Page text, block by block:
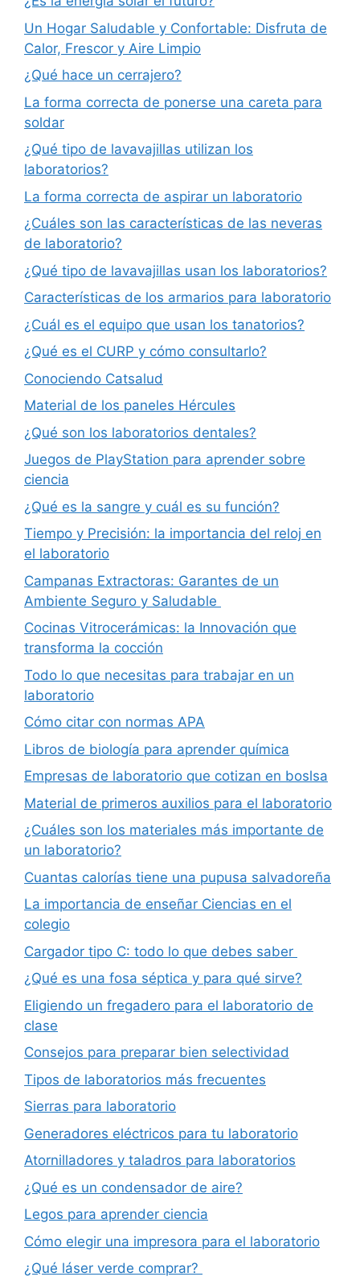
Un Hogar Saludable y Confortable: Disfruta de
Calor, Frescor y Aire Limpio
¿Qué hace un cerrajero?
La forma correcta de ponerse una careta para
soldar
¿Qué tipo de lavavajillas utilizan los
laboratorios?
La forma correcta de aspirar un laboratorio
¿Cuáles son las características de las neveras
de laboratorio?
¿Qué tipo de lavavajillas usan los laboratorios?
Características de los armarios para laboratorio
¿Cuál es el equipo que usan los tanatorios?
¿Qué es el CURP y cómo consultarlo?
Conociendo Catsalud
Material de los paneles Hércules
¿Qué son los laboratorios dentales?
Juegos de PlayStation para aprender sobre
ciencia
¿Qué es la sangre y cuál es su función?
Tiempo y Precisión: la importancia del reloj en
el laboratorio
Campanas Extractoras: Garantes de un
Ambiente Seguro y Saludable
Cocinas Vitrocerámicas: la Innovación que
transforma la cocción
Todo lo que necesitas para trabajar en un
laboratorio
Cómo citar con normas APA
Libros de biología para aprender química
Empresas de laboratorio que cotizan en boslsa
Material de primeros auxilios para el laboratorio
¿Cuáles son los materiales más importante de
un laboratorio?
Cuantas calorías tiene una pupusa salvadoreña
La importancia de enseñar Ciencias en el
colegio
Cargador tipo C: todo lo que debes saber
¿Qué es una fosa séptica y para qué sirve?
Eligiendo un fregadero para el laboratorio de
clase
Consejos para preparar bien selectividad
Tipos de laboratorios más frecuentes
Sierras para laboratorio
Generadores eléctricos para tu laboratorio
Atornilladores y taladros para laboratorios
¿Qué es un condensador de aire?
Legos para aprender ciencia
Cómo elegir una impresora para el laboratorio
¿Qué láser verde comprar?